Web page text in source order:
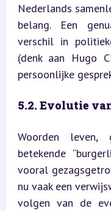
Nederlands
belang. Een
verschil in
(denk aan Hugo
persoonlijke
5.2. Evolutie
Woorden leven,
betekende
vooral
nu vaak een
volgen van de